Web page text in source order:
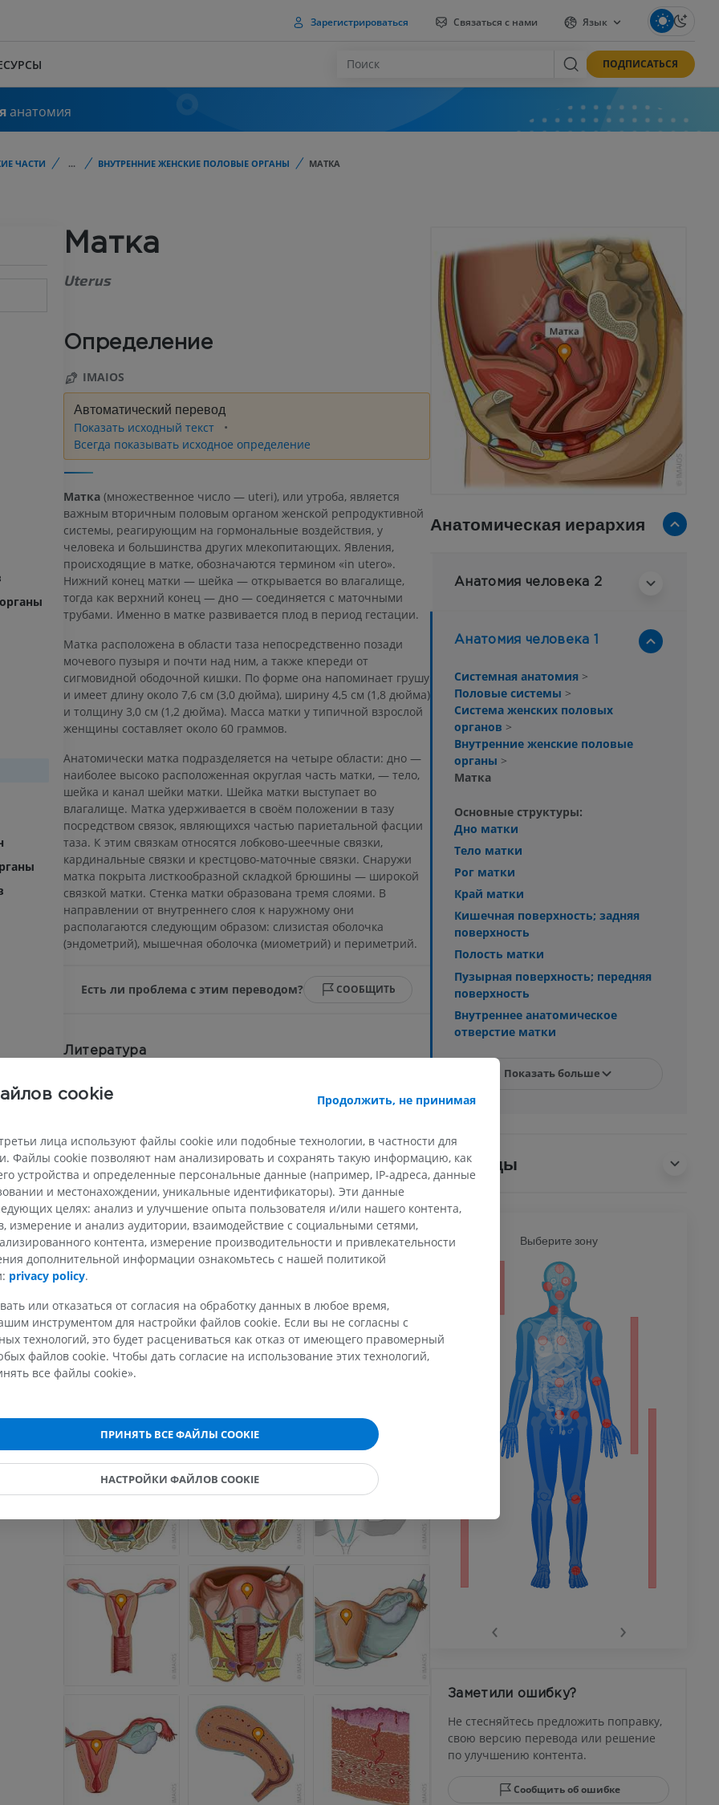
Зарегистрироваться Связаться с нами Язык
ПОДПИСАТЬСЯ
анатомия
ЧАСТИ ... ВНУТРЕННИЕ ЖЕНСКИЕ ПОЛОВЫЕ ОРГАНЫ МАТКА
Матка
Uterus
Определение
IMAIOS
Автоматический перевод
Показать исходный текст
Всегда показывать исходное определение
Матка(множественное число — uteri), или утробa, является
важным вторичным половым органом женской репродуктивной
системы, реагирующим на гормональные воздействия, у
человека и большинства других млекопитающих. Явления,
происходящие в матке, обозначаются термином «in utero».
Нижний конец матки — шейка — открывается во влагалище,
тогда как верхний конец — дно — соединяется с маточными
трубами. Именно в матке развивается плод в период гестации.
Матка расположена в области таза непосредственно позади
мочевого пузыря и почти над ним, а также кпереди от
сигмовидной ободочной кишки. По форме она напоминает грушу
и имеет длину около 7,6 см (3,0 дюйма), ширину 4,5 см (1,8 дюйма)
и толщину 3,0 см (1,2 дюйма). Масса матки у типичной взрослой
женщины составляет около 60 граммов.
Анатомически матка подразделяется на четыре области: дно —
наиболее высоко расположенная округлая часть матки, — тело,
шейка и канал шейки матки. Шейка матки выступает во
влагалище. Матка удерживается в своём положении в тазу
посредством связок, являющихся частью париетальной фасции
таза. К этим связкам относятся лобково-шеечные связки,
кардинальные связки и крестцово-маточные связки. Снаружи
матка покрыта листкообразной складкой брюшины — широкой
связкой матки. Стенка матки образована тремя слоями. В
направлении от внутреннего слоя к наружному они
располагаются следующим образом: слизистая оболочка
(эндометрий), мышечная оболочка (миометрий) и периметрий.
Есть ли проблема с этим переводом? СООБЩИТЬ
Литература
Галерея
Анатомическая иерархия
Анатомия человека 2
Анатомия человека 1
Системная анатомия >
Половые системы >
Система женских половых
органов >
Внутренние женские половые
органы >
Матка
Основные структуры:
Дно матки
Тело матки
Рог матки
Край матки
Кишечная поверхность; задняя
поверхность
Полость матки
Пузырная поверхность; передняя
поверхность
Внутреннее анатомическое
отверстие матки
Показать больше
Переводы
КОНЕЧНОСТЬ
МРТ верхней
MPT
ПРЕМИУМ
МРТ плечевого сустава
MPT
MPT
ПРЕМИУМ
МРТ локтевого сустава
ПРЕМИУМ
МРТ кисти
Рентгенография
Верхняя конечность
Иллюстрации
ПРЕМИУМ
НИЖНЯЯ КОНЕЧНОСТЬ
ПРЕМИУМ
Рентгенография
МРТ нижней конечности
MPT
Hip MRI
MPT
МРТ коленного сустава
MPT
ПРЕМИУМ
КТ-артрография
ПРЕМИУМ
МРТ предплюсны и
заднего отдела стопы
MPT
Выберите зону
‹ ›
Заметили ошибку?
Не стесняйтесь предложить поправку,
свою версию перевода или решение
по улучшению контента.
Сообщить об ошибке
cookie Продолжить, не принимая
лица используют файлы cookie или подобные технологии, в частности для
Файлы cookie позволяют нам анализировать и сохранять такую информацию, как
устройства и определенные персональные данные (например, IP-адреса, данные
и местонахождении, уникальные идентификаторы). Эти данные
целях: анализ и улучшение опыта пользователя и/или нашего контента,
измерение и анализ аудитории, взаимодействие с социальными сетями,
контента, измерение производительности и привлекательности
дополнительной информации ознакомьтесь с нашей политикой
privacy policy.
или отказаться от согласия на обработку данных в любое время,
инструментом для настройки файлов cookie. Если вы не согласны с
технологий, это будет расцениваться как отказ от имеющего правомерный
файлов cookie. Чтобы дать согласие на использование этих технологий,
все файлы cookie».
ПРИНЯТЬ ВСЕ ФАЙЛЫ COOKIE
НАСТРОЙКИ ФАЙЛОВ COOKIE